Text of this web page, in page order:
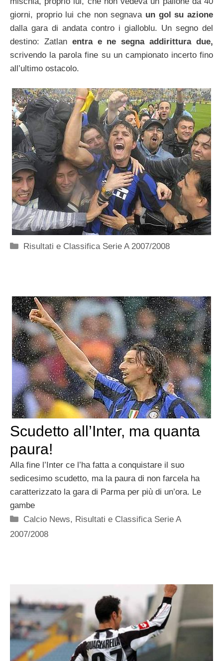
giorni, proprio lui che non segnava un gol su azione
dalla gara di andata contro i gialloblu. Un segno del
destino: Zatlan entra e ne segna addirittura due,
scrivendo la parola fine su un campionato incerto fino
all’ultimo ostacolo.
Categorie
Risultati e Classifica Serie A 2007/2008
Scudetto all’Inter, ma quanta
paura!
Alla fine l’Inter ce l’ha fatta a conquistare il suo
sedicesimo scudetto, ma la paura di non farcela ha
caratterizzato la gara di Parma per più di un’ora. Le
gambe
Categorie
Calcio News, Risultati e Classifica Serie A
2007/2008